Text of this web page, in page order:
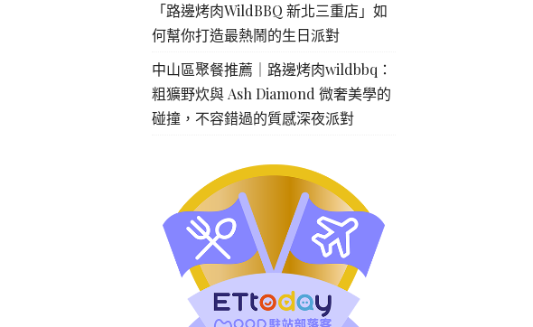
「路邊烤肉WildBBQ 新北三重店」如
何幫你打造最熱鬧的生日派對
中山區聚餐推薦｜路邊烤肉wildbbq：
粗獷野炊與 Ash Diamond 微奢美學的
碰撞，不容錯過的質感深夜派對